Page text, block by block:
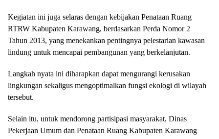
Kegiatan ini juga selaras dengan kebijakan Penataan Ruang
RTRW Kabupaten Karawang, berdasarkan Perda Nomor 2
Tahun 2013, yang menekankan pentingnya pelestarian kawasan
lindung untuk mencapai pembangunan yang berkelanjutan.
Langkah nyata ini diharapkan dapat mengurangi kerusakan
lingkungan sekaligus mengoptimalkan fungsi ekologi di wilayah
tersebut.
Selain itu, untuk mendorong partisipasi masyarakat, Dinas
Pekerjaan Umum dan Penataan Ruang Kabupaten Karawang